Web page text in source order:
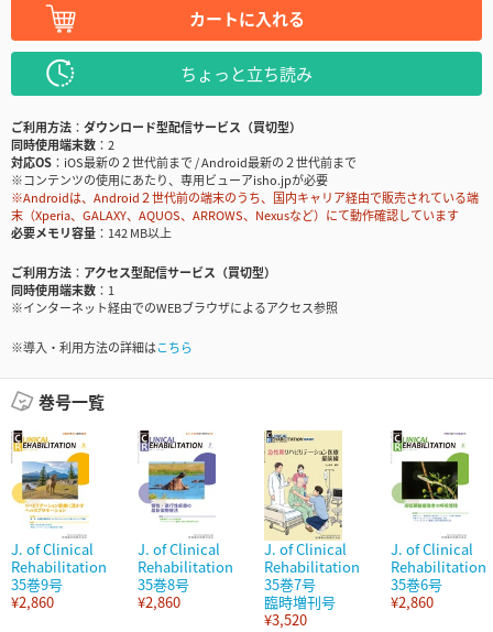
カートに入れる
ちょっと立ち読み
ご利用方法
ダウンロード型配信サービス（買切型）
同時使用端末数
2
対応OS
iOS最新の２世代前まで / Android最新の２世代前まで
※コンテンツの使用にあたり、専用ビューアisho.jpが必要
※Androidは、Android２世代前の端末のうち、国内キャリア経由で販売されている端
末（Xperia、GALAXY、AQUOS、ARROWS、Nexusなど）にて動作確認しています
必要メモリ容量
142 MB以上
ご利用方法
アクセス型配信サービス（買切型）
同時使用端末数
1
※インターネット経由でのWEBブラウザによるアクセス参照
※導入・利用方法の詳細はこちら
巻号一覧
J. of Clinical
Rehabilitation
35巻9号
¥2,860
J. of Clinical
Rehabilitation
35巻8号
¥2,860
J. of Clinical
Rehabilitation
35巻7号
臨時増刊号
¥3,520
J. of Clinical
Rehabilitation
35巻6号
¥2,860